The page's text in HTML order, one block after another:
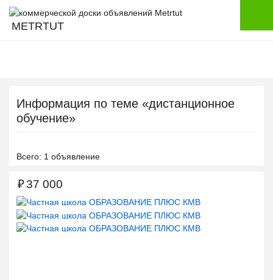
METRTUT
Информация по теме «дистанционное
обучение»
Всего: 1 объявление
₽37 000